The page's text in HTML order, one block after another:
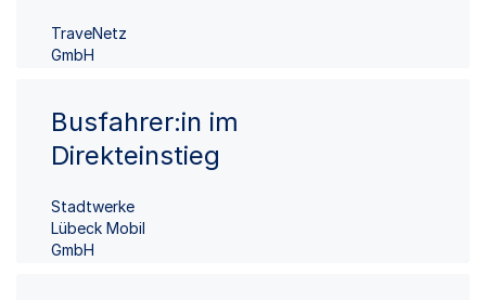
TraveNetz
GmbH
Busfahrer:in im
Direkteinstieg
Stadtwerke
Lübeck Mobil
GmbH